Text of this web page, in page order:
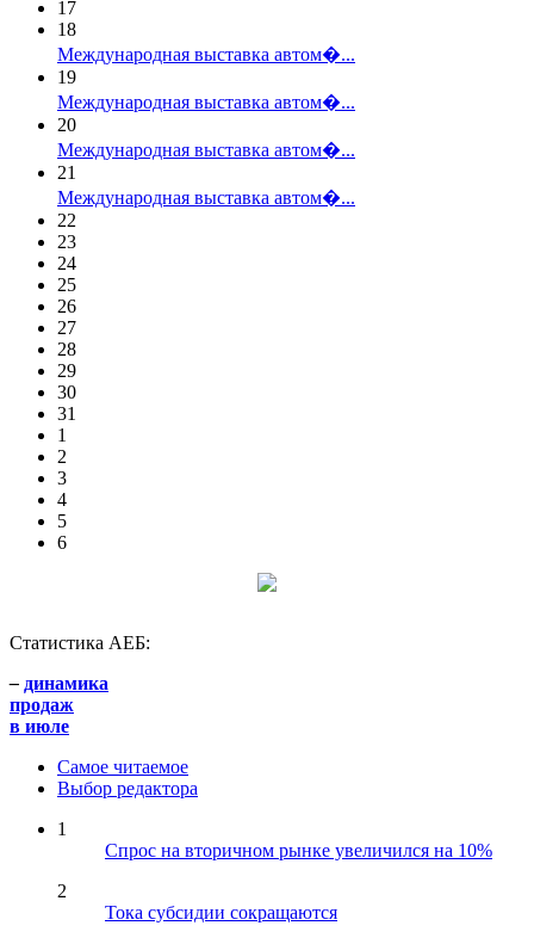
17
18
Международная выставка автом�...
19
Международная выставка автом�...
20
Международная выставка автом�...
21
Международная выставка автом�...
22
23
24
25
26
27
28
29
30
31
1
2
3
4
5
6
Статистика АЕБ:
– динамика
продаж
в июле
Самое читаемое
Выбор редактора
1
Спрос на вторичном рынке увеличился на 10%
2
Тока субсидии сокращаются